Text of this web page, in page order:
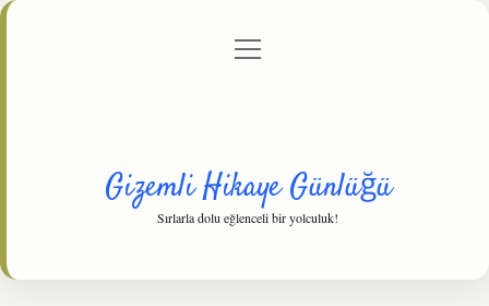
Gizlilik Politikası
menüyü
Gizemli Hikaye Günlüğü
Sırlarla dolu eğlenceli bir yolculuk!